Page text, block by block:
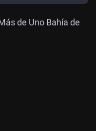
de Uno Bahía de